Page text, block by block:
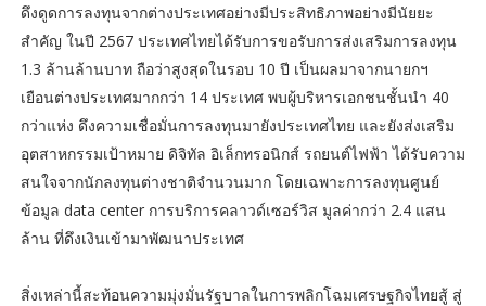
ดึงดูดการลงทุนจากต่างประเทศอย่างมีประสิทธิภาพอย่างมีนัยยะ
สำคัญ ในปี 2567 ประเทศไทยได้รับการขอรับการส่งเสริมการลงทุน
1.3 ล้านล้านบาท ถือว่าสูงสุดในรอบ 10 ปี เป็นผลมาจากนายกฯ
เยือนต่างประเทศมากกว่า 14 ประเทศ พบผู้บริหารเอกชนชั้นนำ 40
กว่าแห่ง ดึงความเชื่อมั่นการลงทุนมายังประเทศไทย และยังส่งเสริม
อุตสาหกรรมเป้าหมาย ดิจิทัล อิเล็กทรอนิกส์ รถยนต์ไฟฟ้า ได้รับความ
สนใจจากนักลงทุนต่างชาติจำนวนมาก โดยเฉพาะการลงทุนศูนย์
ข้อมูล data center การบริการคลาวด์เซอร์วิส มูลค่ากว่า 2.4 แสน
ล้าน ที่ดึงเงินเข้ามาพัฒนาประเทศ
สิ่งเหล่านี้สะท้อนความมุ่งมั่นรัฐบาลในการพลิกโฉมเศรษฐกิจไทยสู้ สู่